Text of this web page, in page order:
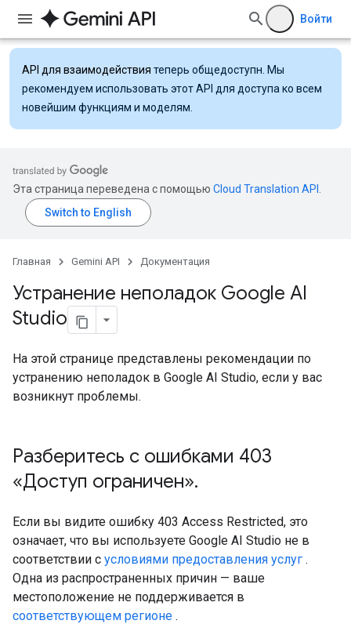
Войти
API для взаимодействия теперь общедоступн. Мы
рекомендуем использовать этот API для доступа ко всем
новейшим функциям и моделям.
Эта страница переведена с помощью Cloud Translation API
Главная Gemini API Документация
Устранение неполадок Google AI
Studio
На этой странице представлены рекомендации по
устранению неполадок в Google AI Studio, если у вас
возникнут проблемы.
Разберитесь с ошибками 403
«Доступ ограничен».
Если вы видите ошибку 403 Access Restricted, это
означает, что вы используете Google AI Studio не в
соответствии с условиями предоставления услуг .
Одна из распространенных причин — ваше
местоположение не поддерживается в
соответствующем регионе .